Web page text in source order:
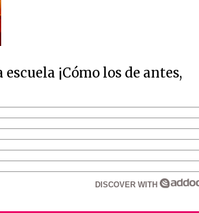
¡Cómo los de antes,
DISCOVER WITH